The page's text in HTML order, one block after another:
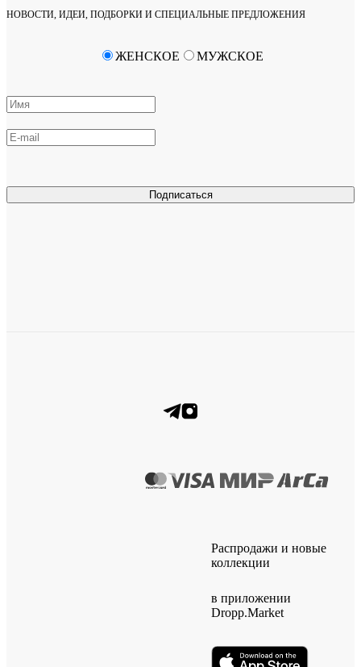
НОВОСТИ, ИДЕИ, ПОДБОРКИ И СПЕЦИАЛЬНЫЕ ПРЕДЛОЖЕНИЯ
Подписаться
ЖЕНСКОЕ МУЖСКОЕ
Распродажи и новые
коллекции
в приложении
Dropp.Market